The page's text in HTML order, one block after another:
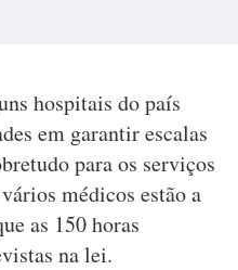
hospitais do país
em garantir escalas
para os serviços
médicos estão a
as 150 horas
na lei.